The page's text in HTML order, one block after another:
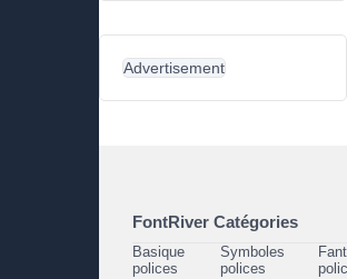
Advertisement
FontRiver Catégories
Basique
polices
Symboles
polices